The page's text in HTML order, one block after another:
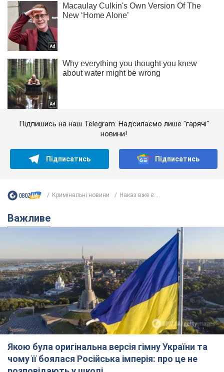
Підпишись на наш Telegram. Надсилаємо лише "гарячі"
новини!
Підписатись Підписатись
Кримінальні новини Наказ вже є:...
Важливе
Якою була оригінальна версія гімну України та
чому її боялася Російська імперія: про це не